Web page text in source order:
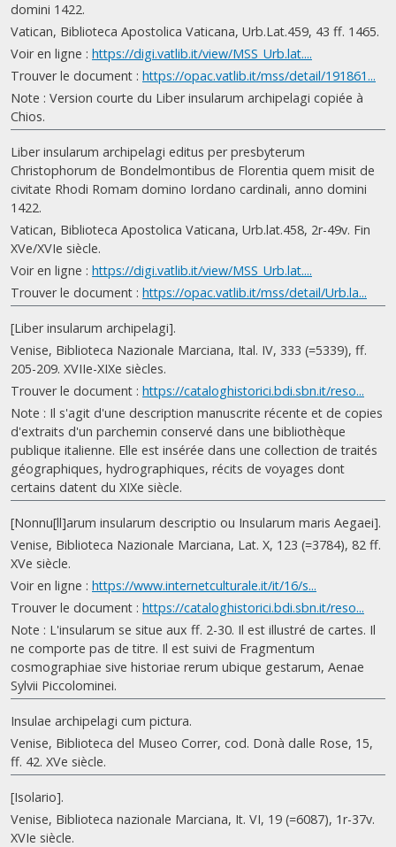
domini 1422.
Vatican, Biblioteca Apostolica Vaticana, Urb.Lat.459, 43 ff. 1465.
Voir en ligne : https://digi.vatlib.it/view/MSS_Urb.lat....
Trouver le document : https://opac.vatlib.it/mss/detail/191861...
Note : Version courte du Liber insularum archipelagi copiée à
Chios.
Liber insularum archipelagi editus per presbyterum
Christophorum de Bondelmontibus de Florentia quem misit de
civitate Rhodi Romam domino Iordano cardinali, anno domini
1422.
Vatican, Biblioteca Apostolica Vaticana, Urb.lat.458, 2r-49v. Fin
XVe/XVIe siècle.
Voir en ligne : https://digi.vatlib.it/view/MSS_Urb.lat....
Trouver le document : https://opac.vatlib.it/mss/detail/Urb.la...
[Liber insularum archipelagi].
Venise, Biblioteca Nazionale Marciana, Ital. IV, 333 (=5339), ff.
205-209. XVIIe-XIXe siècles.
Trouver le document : https://cataloghistorici.bdi.sbn.it/reso...
Note : Il s'agit d'une description manuscrite récente et de copies
d'extraits d'un parchemin conservé dans une bibliothèque
publique italienne. Elle est insérée dans une collection de traités
géographiques, hydrographiques, récits de voyages dont
certains datent du XIXe siècle.
[Nonnu[ll]arum insularum descriptio ou Insularum maris Aegaei].
Venise, Biblioteca Nazionale Marciana, Lat. X, 123 (=3784), 82 ff.
XVe siècle.
Voir en ligne : https://www.internetculturale.it/it/16/s...
Trouver le document : https://cataloghistorici.bdi.sbn.it/reso...
Note : L'insularum se situe aux ff. 2-30. Il est illustré de cartes. Il
ne comporte pas de titre. Il est suivi de Fragmentum
cosmographiae sive historiae rerum ubique gestarum, Aenae
Sylvii Piccolominei.
Insulae archipelagi cum pictura.
Venise, Biblioteca del Museo Correr, cod. Donà dalle Rose, 15,
ff. 42. XVe siècle.
[Isolario].
Venise, Biblioteca nazionale Marciana, It. VI, 19 (=6087), 1r-37v.
XVIe siècle.